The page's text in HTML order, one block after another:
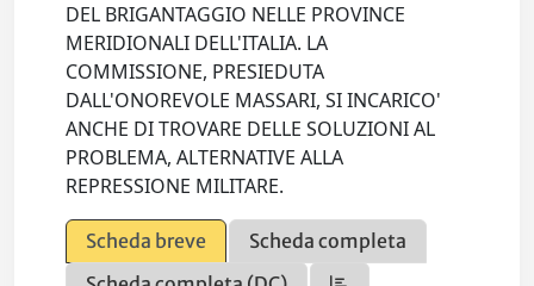
DEL BRIGANTAGGIO NELLE PROVINCE
MERIDIONALI DELL'ITALIA. LA
COMMISSIONE, PRESIEDUTA
DALL'ONOREVOLE MASSARI, SI INCARICO'
ANCHE DI TROVARE DELLE SOLUZIONI AL
PROBLEMA, ALTERNATIVE ALLA
REPRESSIONE MILITARE.
Scheda breve
Scheda completa